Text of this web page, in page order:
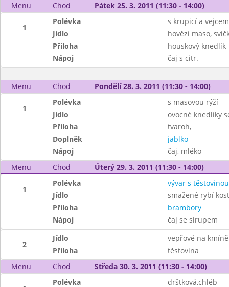
Menu Chod Pátek 25. 3. 2011 (11:30 - 14:00)
1
Polévka
s krupicí a vejcem
Jídlo
hovězí maso,
Příloha
houskový knedlík
Nápoj
čaj s citr.
Menu Chod Pondělí 28. 3. 2011 (11:30 - 14:00)
1
Polévka
s masovou rýží
Jídlo
ovocné knedlíky
Příloha
tvaroh,
Doplněk
jablko
Nápoj
čaj, mléko
Menu
Chod Úterý 29. 3. 2011 (11:30 - 14:00)
1
Polévka
vývar s těstovinou
Jídlo
smažené rybí
Příloha
brambory
Nápoj
čaj se sirupem
2
Jídlo
vepřové na kmíně
Příloha
těstovina
Menu
Chod Středa 30. 3. 2011 (11:30 - 14:00)
Polévka
drštková,chléb